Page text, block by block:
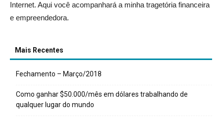
Internet. Aqui você acompanhará a minha tragetória financeira
e empreendedora.
Mais Recentes
Fechamento – Março/2018
Como ganhar $50.000/mês em dólares trabalhando de
qualquer lugar do mundo